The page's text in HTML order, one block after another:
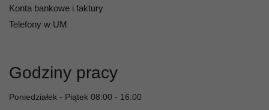
Konta bankowe i faktury
Telefony w UM
Godziny pracy
Poniedziałek - Piątek 08:00 - 16:00